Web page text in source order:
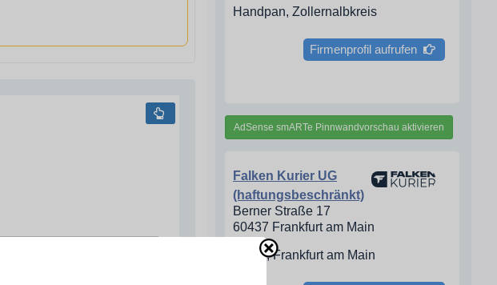
Handpan, Zollernalbkreis
Firmenprofil aufrufen
AdSense smARTe Pinnwandvorschau aktivieren
Falken Kurier UG
(haftungsbeschränkt)
Berner Straße 17
60437 Frankfurt am Main
Kurier, Frankfurt am Main